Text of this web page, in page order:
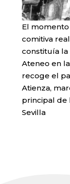
El
comitiva
constituía la
Ateneo en
recoge el
Atienza,
principal de
Sevilla